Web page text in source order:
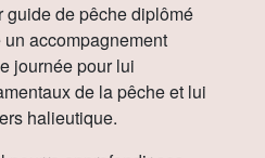
guide de pêche diplômé
accompagnement
journée pour lui
de la pêche et lui
halieutique.